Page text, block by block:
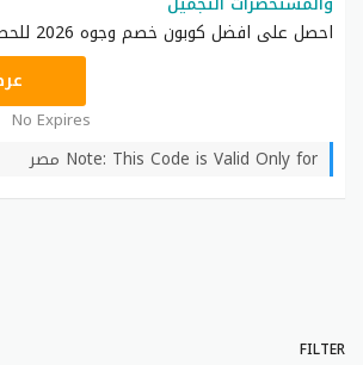
احصل على افضل كوبون خصم وجوه 2026 للحصول على خصم
ICW77
No Expires
Note: This Code is Valid Only for مصر
FILTER